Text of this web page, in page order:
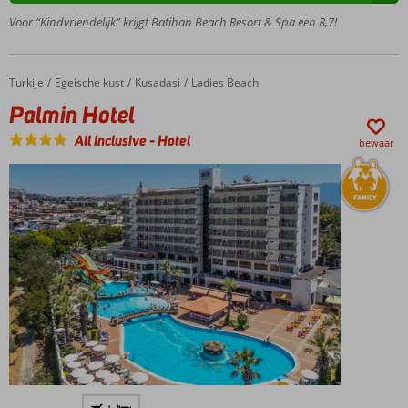
Zwembad
glijbanen
Entertainment
oud
Voor “Kindvriendelijk” krijgt Batihan Beach Resort & Spa een 8,7!
Home
Turkije Egeische kust Kusadasi Ladies Beach
Palmin Hotel
Palmin Hotel
All Inclusive-Hotel bewaar